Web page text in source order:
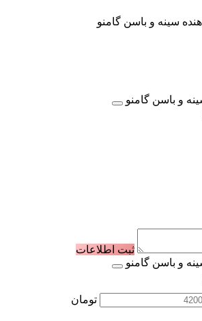
سینه و باسن گامنو
و باسن گامنو
ثبت اطلاعات
و باسن گامنو
تومان